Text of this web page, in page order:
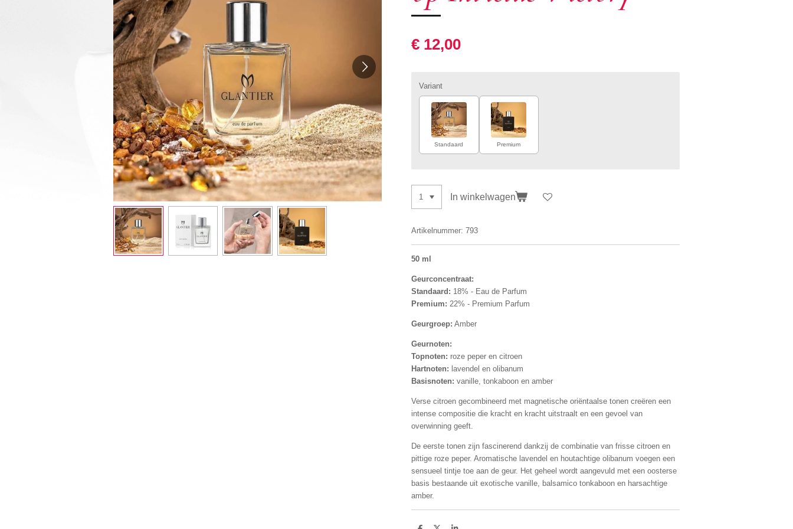
€ 12,00
Variant
Standaard Premium
In winkelwagen
Artikelnummer: 793
50 ml
Geurconcentraat:
Standaard: 18% - Eau de Parfum
Premium: 22% - Premium Parfum
Geurgroep: Amber
Geurnoten:
Topnoten: roze peper en citroen
Hartnoten: lavendel en olibanum
Basisnoten: vanille, tonkaboon en amber
Verse citroen gecombineerd met magnetische oriëntaalse tonen creëren een
intense compositie die kracht en kracht uitstraalt en een gevoel van
overwinning geeft.
De eerste tonen zijn fascinerend dankzij de combinatie van frisse citroen en
pittige roze peper. Aromatische lavendel en houtachtige olibanum voegen een
sensueel tintje toe aan de geur. Het geheel wordt aangevuld met een oosterse
basis bestaande uit exotische vanille, balsamico tonkaboon en harsachtige
amber.